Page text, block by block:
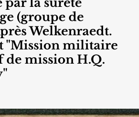
(groupe de
Welkenraedt.
"Mission militaire
de mission H.Q.